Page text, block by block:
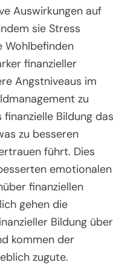
Auswirkungen auf
sie Stress
Wohlbefinden
finanzieller
Angstniveaus im
zu
finanzielle Bildung das
zu besseren
führt. Dies
emotionalen
finanziellen
gehen die
Bildung über
kommen der
zugute.